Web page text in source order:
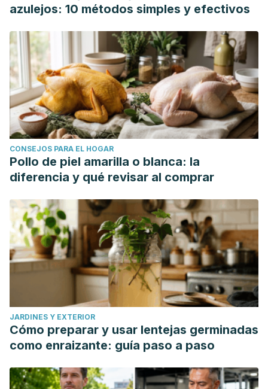
azulejos: 10 métodos simples y efectivos
CONSEJOS PARA EL HOGAR
Pollo de piel amarilla o blanca: la
diferencia y qué revisar al comprar
JARDINES Y EXTERIOR
Cómo preparar y usar lentejas germinadas
como enraizante: guía paso a paso